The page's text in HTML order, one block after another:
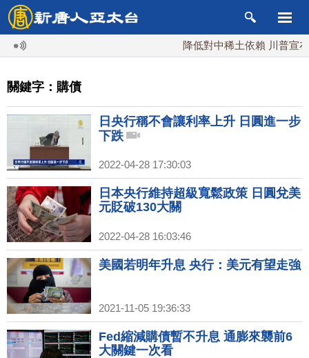
降低對中稀土依賴 川普宣布
關鍵字：購債
日央行稱不會讓利率上升 日圓進一步
下跌
2022-04-28 17:30:03
日本央行維持超級寬鬆政策 日圓兌美
元貶破130大關
2022-04-28 16:03:46
美國若明年升息 央行：美元有望走強
2021-11-05 19:36:33
Fed縮減購債暫不升息 通膨來襲前6
大關鍵一次看